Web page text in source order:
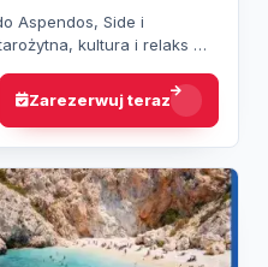
Aspendos, Side i
kultura i relaks w
Zarezerwuj teraz